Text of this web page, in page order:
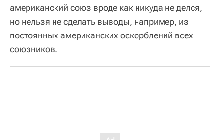
американский союз вроде как никуда не делся,
но нельзя не сделать выводы, например, из
постоянных американских оскорблений всех
союзников.